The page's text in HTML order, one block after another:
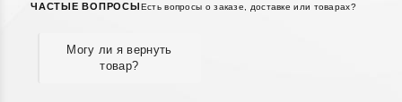
ЧАСТЫЕ ВОПРОСЫ Есть вопросы о заказе, доставке или товарах?
Могу ли я вернуть
товар?